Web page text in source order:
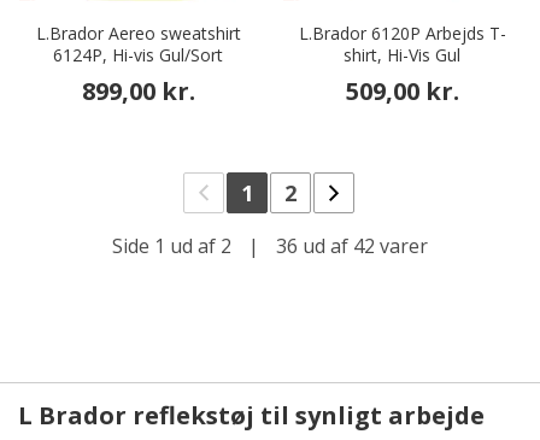
L.Brador Aereo sweatshirt
6124P, Hi-vis Gul/Sort
899,00 kr.
L.Brador 6120P Arbejds T-
shirt, Hi-Vis Gul
509,00 kr.
1 2
Side 1 ud af 2 | 36 ud af 42 varer
L Brador reflekstøj til synligt arbejde